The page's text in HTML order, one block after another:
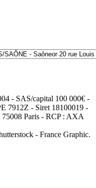
- SAS/capital 100 000€ -
7912Z - Siret 18100019 -
Paris - RCP : AXA
- France Graphic.